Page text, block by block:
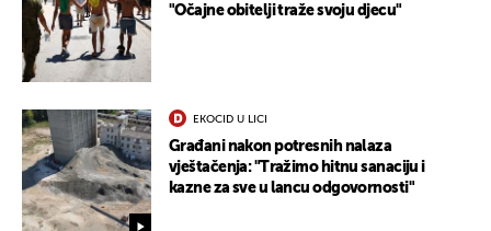
"Očajne obitelji traže svoju djecu"
EKOCID U LICI
Građani nakon potresnih nalaza
vještačenja: "Tražimo hitnu sanaciju i
kazne za sve u lancu odgovornosti"
UKLJUČITE NOTIFIKACIJE